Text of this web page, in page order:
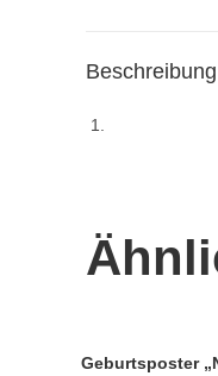
Beschreibung
Geburtsposter